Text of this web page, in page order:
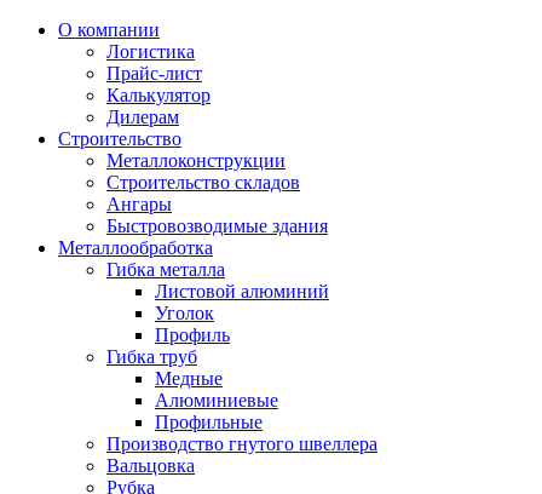
О компании
Логистика
Прайс-лист
Калькулятор
Дилерам
Строительство
Металлоконструкции
Строительство складов
Ангары
Быстровозводимые здания
Металлообработка
Гибка металла
Листовой алюминий
Уголок
Профиль
Гибка труб
Медные
Алюминиевые
Профильные
Производство гнутого швеллера
Вальцовка
Рубка